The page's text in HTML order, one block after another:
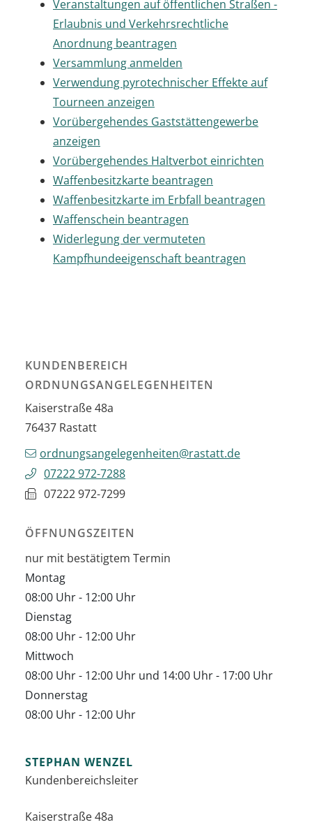
Veranstaltungen auf öffentlichen Straßen -
Erlaubnis und Verkehrsrechtliche
Anordnung beantragen
Versammlung anmelden
Verwendung pyrotechnischer Effekte auf
Tourneen anzeigen
Vorübergehendes Gaststättengewerbe
anzeigen
Vorübergehendes Haltverbot einrichten
Waffenbesitzkarte beantragen
Waffenbesitzkarte im Erbfall beantragen
Waffenschein beantragen
Widerlegung der vermuteten
Kampfhundeeigenschaft beantragen
KUNDENBEREICH
ORDNUNGSANGELEGENHEITEN
Kaiserstraße 48a
76437 Rastatt
ordnungsangelegenheiten@rastatt.de
07222 972-7288
07222 972-7299
ÖFFNUNGSZEITEN
nur mit bestätigtem Termin
Montag
08:00 Uhr- 12:00 Uhr
Dienstag
08:00 Uhr- 12:00 Uhr
Mittwoch
08:00 Uhr- 12:00 Uhr und 14:00 Uhr- 17:00 Uhr
Donnerstag
08:00 Uhr- 12:00 Uhr
STEPHAN WENZEL
Kundenbereichsleiter
Kaiserstraße 48a